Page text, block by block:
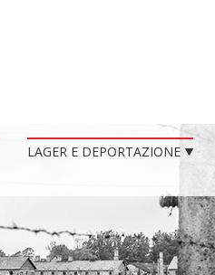
LAGER E DEPORTAZIONE